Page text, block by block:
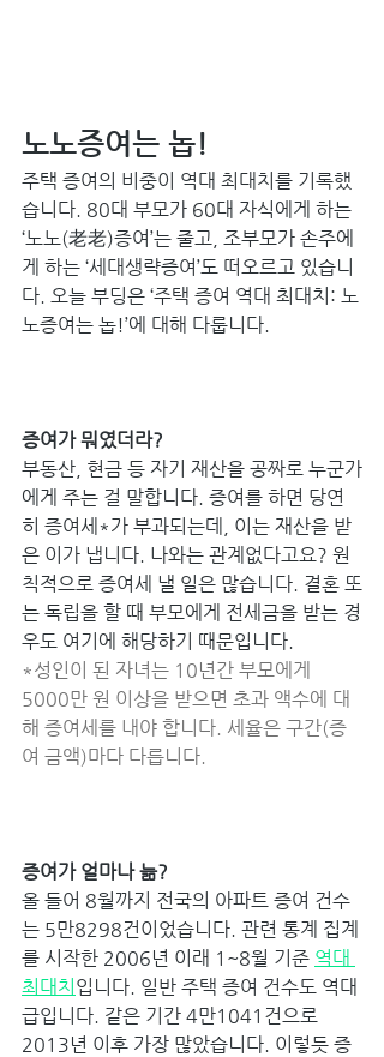
노노증여는 놉!
주택 증여의 비중이 역대 최대치를 기록했
습니다. 80대 부모가 60대 자식에게 하는
‘노노(老老)증여’는 줄고, 조부모가 손주에
게 하는 ‘세대생략증여’도 떠오르고 있습니
다. 오늘 부딩은 ‘주택 증여 역대 최대치: 노
노증여는 놉!’에 대해 다룹니다.
증여가 뭐였더라?
부동산, 현금 등 자기 재산을 공짜로 누군가
에게 주는 걸 말합니다. 증여를 하면 당연
히 증여세*가 부과되는데, 이는 재산을 받
은 이가 냅니다. 나와는 관계없다고요? 원
칙적으로 증여세 낼 일은 많습니다. 결혼 또
는 독립을 할 때 부모에게 전세금을 받는 경
우도 여기에 해당하기 때문입니다.
*성인이 된 자녀는 10년간 부모에게
5000만 원 이상을 받으면 초과 액수에 대
해 증여세를 내야 합니다. 세율은 구간(증
여 금액)마다 다릅니다.
증여가 얼마나 늚?
올 들어 8월까지 전국의 아파트 증여 건수
는 5만8298건이었습니다. 관련 통계 집계
를 시작한 2006년 이래 1~8월 기준 역대
최대치 입니다. 일반 주택 증여 건수도 역대
급입니다. 같은 기간 4만1041건으로
2013년 이후 가장 많았습니다. 이렇듯 증